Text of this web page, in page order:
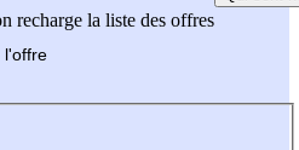
recharge la liste des offres
l'offre